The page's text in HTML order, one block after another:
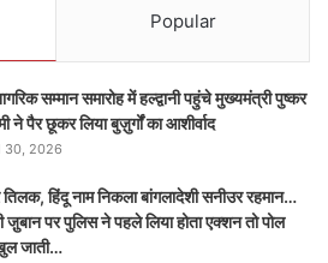
Popular
सम्मान समारोह में हल्द्वानी पहुंचे मुख्यमंत्री पुष्कर
ने पैर छूकर लिया बुज़ुर्गों का आशीर्वाद
30, 2026
तिलक, हिंदू नाम निकला बांगलादेशी सनीउर रहमान…
जु़बान पर पुलिस ने पहले लिया होता एक्शन तो पोल
जाती…